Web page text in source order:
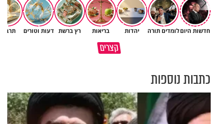
חדשות היוםלומדים תורה יהדות בריאות רץ ברשת דעות וטורים
קצריםמדוע האמונה נמשלה למלח?
גם ׳הרע׳ זה הרחמים של בורא
כתבות נוספות